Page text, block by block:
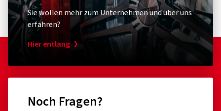
Sie wollen mehr zum Unternehmen und über uns
erfahren?
Hier entlang
Noch Fragen?